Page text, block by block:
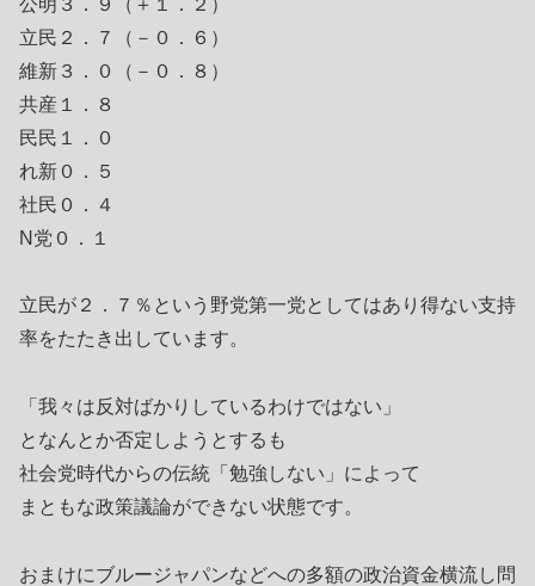
立民２．７（－０．６）
維新３．０（－０．８）
共産１．８
民民１．０
れ新０．５
社民０．４
N党０．１
立民が２．７％という野党第一党としてはあり得ない支持
率をたたき出しています。
「我々は反対ばかりしているわけではない」
となんとか否定しようとするも
社会党時代からの伝統「勉強しない」によって
まともな政策議論ができない状態です。
おまけにブルージャパンなどへの多額の政治資金横流し問